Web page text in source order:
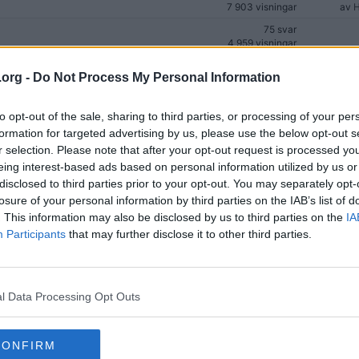
- Do Not Process My Personal Information
opt-out of the sale, sharing to third parties, or processing of your
for targeted advertising by us, please use the below opt-out
selection. Please note that after your opt-out request is processed
interest-based ads based on personal information utilized by us
to third parties prior to your opt-out. You may separately
of your personal information by third parties on the IAB’s list of
This information may also be disclosed by us to third parties on the
Participants that may further disclose it to other third parties.
Data Processing Opt Outs
7 903 visningar
av
75 svar
4 959 visningar
1 058 visningar
fel!
1 244 visningar
(17)
200 svar
9 078 visningar
av
5 svar
782 visningar
10 575 visningar
82 svar